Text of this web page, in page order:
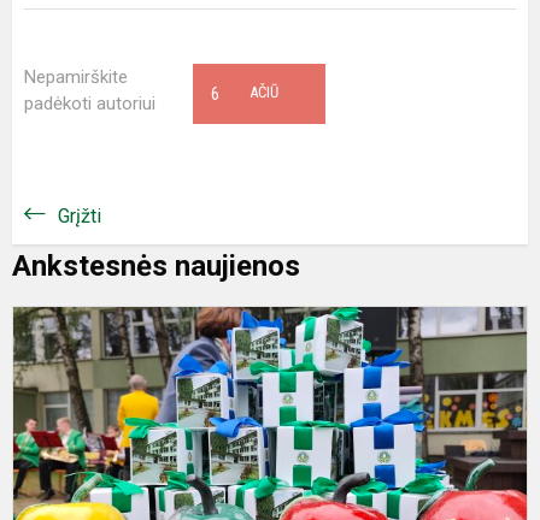
Nepamirškite
padėkoti autoriui
AČIŪ
6
Grįžti
Ankstesnės naujienos